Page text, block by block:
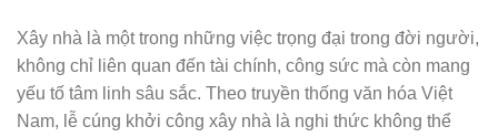
Xây nhà là một trong những việc trọng đại trong đời người,
không chỉ liên quan đến tài chính, công sức mà còn mang
yếu tố tâm linh sâu sắc. Theo truyền thống văn hóa Việt
Nam, lễ cúng khởi công xây nhà là nghi thức không thể